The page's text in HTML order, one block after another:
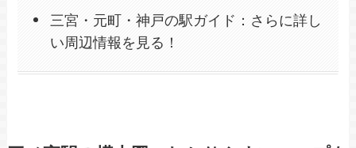
三宮・元町・神戸の駅ガイド：さらに詳し
い周辺情報を見る！